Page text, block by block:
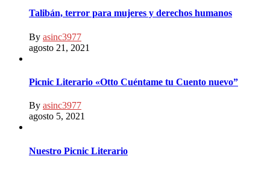
Talibán, terror para mujeres y derechos humanos
By asinc3977
agosto 21, 2021
Picnic Literario «Otto Cuéntame tu Cuento nuevo”
By asinc3977
agosto 5, 2021
Nuestro Picnic Literario